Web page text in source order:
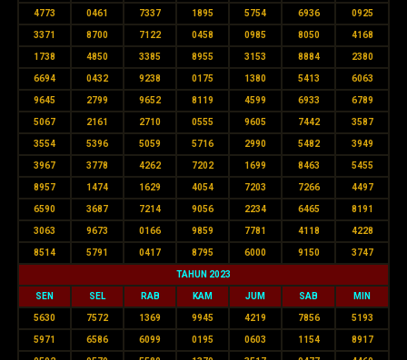
4773 0461 7337 1895 5754 6936 0925
3371 8700 7122 0458 0985 8050 4168
1738 4850 3385 8955 3153 8884 2380
6694 0432 9238 0175 1380 5413 6063
9645 2799 9652 8119 4599 6933 6789
5067 2161 2710 0555 9605 7442 3587
3554 5396 5059 5716 2990 5482 3949
3967 3778 4262 7202 1699 8463 5455
8957 1474 1629 4054 7203 7266 4497
6590 3687 7214 9056 2234 6465 8191
3063 9673 0166 9859 7781 4118 4228
8514 5791 0417 8795 6000 9150 3747
TAHUN 2023
SEN SEL RAB KAM JUM SAB MIN
5630 7572 1369 9945 4219 7856 5193
5971 6586 6099 0195 0603 1154 8917